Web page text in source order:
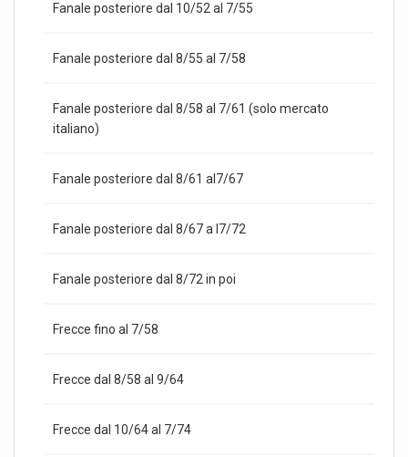
Fanale posteriore dal 10/52 al 7/55
Fanale posteriore dal 8/55 al 7/58
Fanale posteriore dal 8/58 al 7/61 (solo mercato
italiano)
Fanale posteriore dal 8/61 al7/67
Fanale posteriore dal 8/67 a l7/72
Fanale posteriore dal 8/72 in poi
Frecce fino al 7/58
Frecce dal 8/58 al 9/64
Frecce dal 10/64 al 7/74